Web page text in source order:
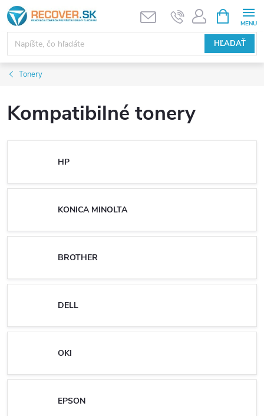
Prejsť
na
obsah
HĽADAŤ
KOŠÍK
Tonery
Kompatibilné tonery
HP
KONICA MINOLTA
BROTHER
DELL
OKI
EPSON